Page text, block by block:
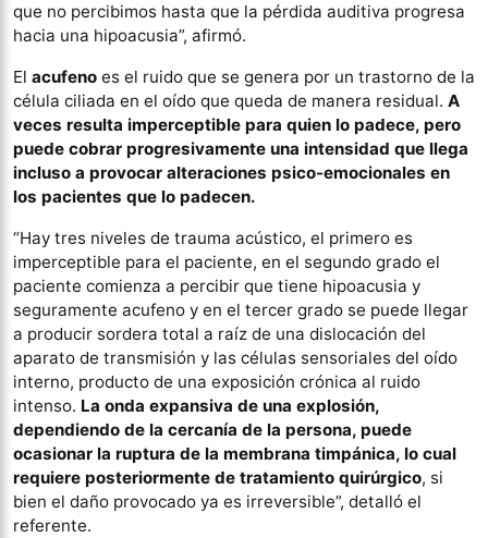
que no percibimos hasta que la pérdida auditiva progresa
hacia una hipoacusia”, afirmó.
El acufeno es el ruido que se genera por un trastorno de la
célula ciliada en el oído que queda de manera residual. A
veces resulta imperceptible para quien lo padece, pero
puede cobrar progresivamente una intensidad que llega
incluso a provocar alteraciones psico-emocionales en
los pacientes que lo padecen.
“Hay tres niveles de trauma acústico, el primero es
imperceptible para el paciente, en el segundo grado el
paciente comienza a percibir que tiene hipoacusia y
seguramente acufeno y en el tercer grado se puede llegar
a producir sordera total a raíz de una dislocación del
aparato de transmisión y las células sensoriales del oído
interno, producto de una exposición crónica al ruido
intenso. La onda expansiva de una explosión,
dependiendo de la cercanía de la persona, puede
ocasionar la ruptura de la membrana timpánica, lo cual
requiere posteriormente de tratamiento quirúrgico, si
bien el daño provocado ya es irreversible”, detalló el
referente.